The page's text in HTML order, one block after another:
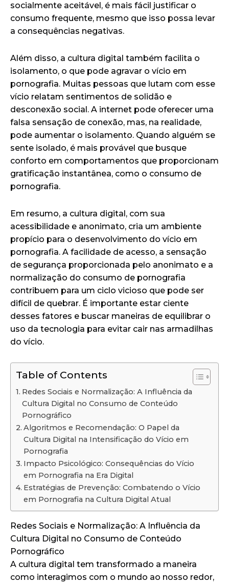
socialmente aceitável, é mais fácil justificar o
consumo frequente, mesmo que isso possa levar
a consequências negativas.
Além disso, a cultura digital também facilita o
isolamento, o que pode agravar o vício em
pornografia. Muitas pessoas que lutam com esse
vício relatam sentimentos de solidão e
desconexão social. A internet pode oferecer uma
falsa sensação de conexão, mas, na realidade,
pode aumentar o isolamento. Quando alguém se
sente isolado, é mais provável que busque
conforto em comportamentos que proporcionam
gratificação instantânea, como o consumo de
pornografia.
Em resumo, a cultura digital, com sua
acessibilidade e anonimato, cria um ambiente
propício para o desenvolvimento do vício em
pornografia. A facilidade de acesso, a sensação
de segurança proporcionada pelo anonimato e a
normalização do consumo de pornografia
contribuem para um ciclo vicioso que pode ser
difícil de quebrar. É importante estar ciente
desses fatores e buscar maneiras de equilibrar o
uso da tecnologia para evitar cair nas armadilhas
do vício.
Table of Contents
Redes Sociais e Normalização: A Influência da
Cultura Digital no Consumo de Conteúdo
Pornográfico
Algoritmos e Recomendação: O Papel da
Cultura Digital na Intensificação do Vício em
Pornografia
Impacto Psicológico: Consequências do Vício
em Pornografia na Era Digital
Estratégias de Prevenção: Combatendo o Vício
em Pornografia na Cultura Digital Atual
Redes Sociais e Normalização: A Influência da
Cultura Digital no Consumo de Conteúdo
Pornográfico
A cultura digital tem transformado a maneira
como interagimos com o mundo ao nosso redor,